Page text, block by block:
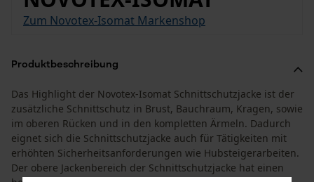
Zum Novotex-Isomat Markenshop
Produktbeschreibung
Das Highlight der Novotex-Isomat Schnittschutzjacke ist der
zusätzliche Schnittschutz in Brust, Bauchraum, Kragen, sowie
im oberen Rücken und in den kompletten Ärmeln. Dadurch
eignet sich die Schnittschutzjacke auch für Tätigkeiten mit
erhöhten Sicherheitsanforderungen wie Hubsteigerarbeiten.
Der obere Jackenbereich der Schnittschutzjacke hat einen